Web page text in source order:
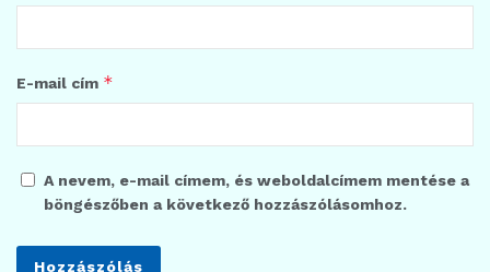
E-mail cím *
A nevem, e-mail címem, és weboldalcímem mentése a
böngészőben a következő hozzászólásomhoz.